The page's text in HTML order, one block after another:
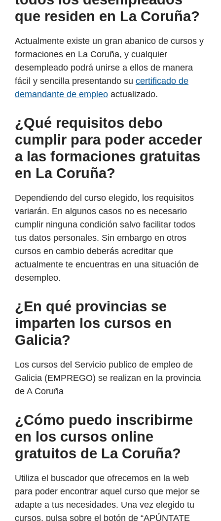
que residen en La Coruña?
Actualmente existe un gran abanico de cursos y
formaciones en La Coruña, y cualquier
desempleado podrá unirse a ellos de manera
fácil y sencilla presentando su certificado de
demandante de empleo actualizado.
¿Qué requisitos debo
cumplir para poder acceder
a las formaciones gratuitas
en La Coruña?
Dependiendo del curso elegido, los requisitos
variarán. En algunos casos no es necesario
cumplir ninguna condición salvo facilitar todos
tus datos personales. Sin embargo en otros
cursos en cambio deberás acreditar que
actualmente te encuentras en una situación de
desempleo.
¿En qué provincias se
imparten los cursos en
Galicia?
Los cursos del Servicio publico de empleo de
Galicia (EMPREGO) se realizan en la provincia
de A Coruña
¿Cómo puedo inscribirme
en los cursos online
gratuitos de La Coruña?
Utiliza el buscador que ofrecemos en la web
para poder encontrar aquel curso que mejor se
adapte a tus necesidades. Una vez elegido tu
cursos, pulsa sobre el botón de “APÚNTATE